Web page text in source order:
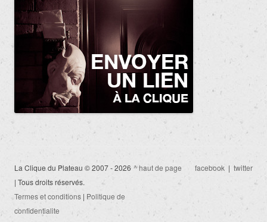
La Clique du Plateau © 2007 - 2026
| Tous droits réservés.
Termes et conditions | Politique de
confidentialite
^ haut de page facebook | twitter